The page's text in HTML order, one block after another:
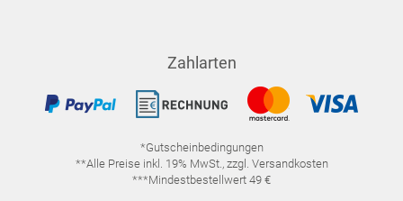
Zahlarten
*Gutscheinbedingungen
**Alle Preise inkl. 19% MwSt., zzgl. Versandkosten
***Mindestbestellwert 49 €